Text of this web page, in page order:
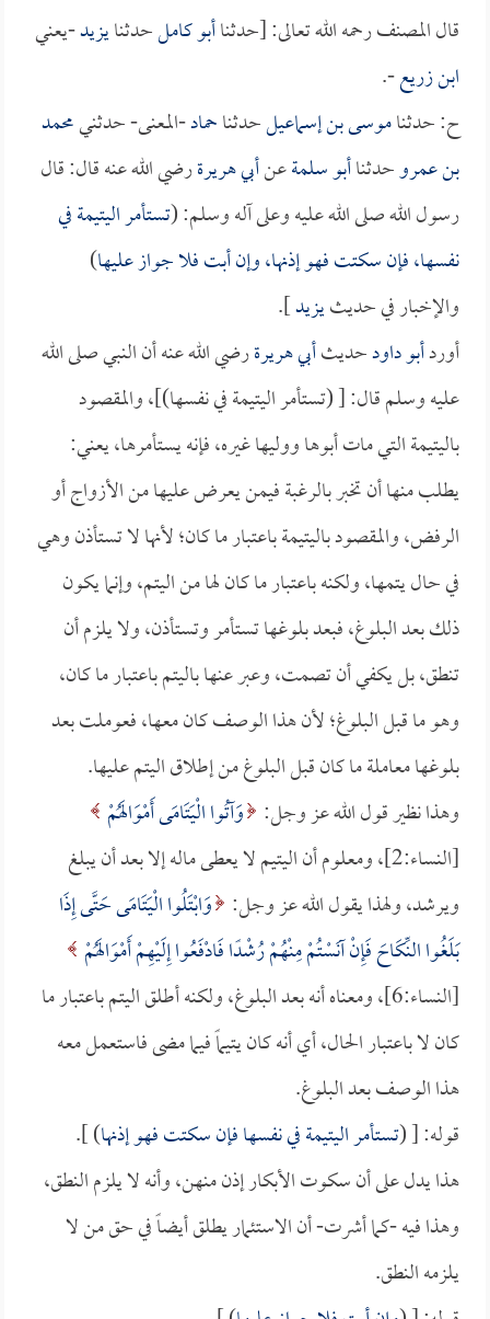
قال المصنف رحمه الله تعالى: [حدثناأبو كاملحدثنايزيد-يعني
ابن زريع-.
ح: حدثناموسى بن إسماعيلحدثناحماد-المعنى- حدثنيمحمد
بن عمروحدثناأبو سلمةعنأبي هريرةرضي الله عنه قال: قال
رسول الله صلى الله عليه وعلى آله وسلم: (تستأمر اليتيمة في
نفسها، فإن سكتت فهو إذنها، وإن أبت فلا جواز عليها)
والإخبار في حديثيزيد].
أوردأبو داودحديثأبي هريرةرضي الله عنه أن النبي صلى الله
عليه وسلم قال: [ (تستأمر اليتيمة في نفسها)]، والمقصود
باليتيمة التي مات أبوها ووليها غيره، فإنه يستأمرها، يعني:
يطلب منها أن تخبر بالرغبة فيمن يعرض عليها من الأزواج أو
الرفض، والمقصود باليتيمة باعتبار ما كان؛ لأنها لا تستأذن وهي
في حال يتمها، ولكنه باعتبار ما كان لها من اليتم، وإنما يكون
ذلك بعد البلوغ، فبعد بلوغها تستأمر وتستأذن، ولا يلزم أن
تنطق، بل يكفي أن تصمت، وعبر عنها باليتم باعتبار ما كان،
وهو ما قبل البلوغ؛ لأن هذا الوصف كان معها، فعوملت بعد
بلوغها معاملة ما كان قبل البلوغ من إطلاق اليتم عليها.
وهذا نظير قول الله عز وجل: وَآتُوا الْيَتَامَى أَمْوَالَهُمْ
[النساء:2]، ومعلوم أن اليتيم لا يعطى ماله إلا بعد أن يبلغ
ويرشد، ولهذا يقول الله عز وجل: وَابْتَلُوا الْيَتَامَى حَتَّى إِذَا
بَلَغُوا النِّكَاحَ فَإِنْ آنَسْتُمْ مِنْهُمْ رُشْدًا فَادْفَعُوا إِلَيْهِمْ أَمْوَالَهُمْ
[النساء:6]، ومعناه أنه بعد البلوغ، ولكنه أطلق اليتم باعتبار ما
كان لا باعتبار الحال، أي أنه كان يتيماً فيما مضى فاستعمل معه
هذا الوصف بعد البلوغ.
قوله: [ (تستأمر اليتيمة في نفسها فإن سكتت فهو إذنها) ].
هذا يدل على أن سكوت الأبكار إذن منهن، وأنه لا يلزم النطق،
وهذا فيه -كما أشرت- أن الاستئمار يطلق أيضاً في حق من لا
يلزمه النطق.